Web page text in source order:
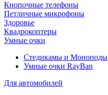
Кнопочные телефоны
Петличные микрофоны
Здоровье
Квадрокоптеры
Умные очки
Стедикамы и Моноподы
Умные очки RayBan
Для автомобилей